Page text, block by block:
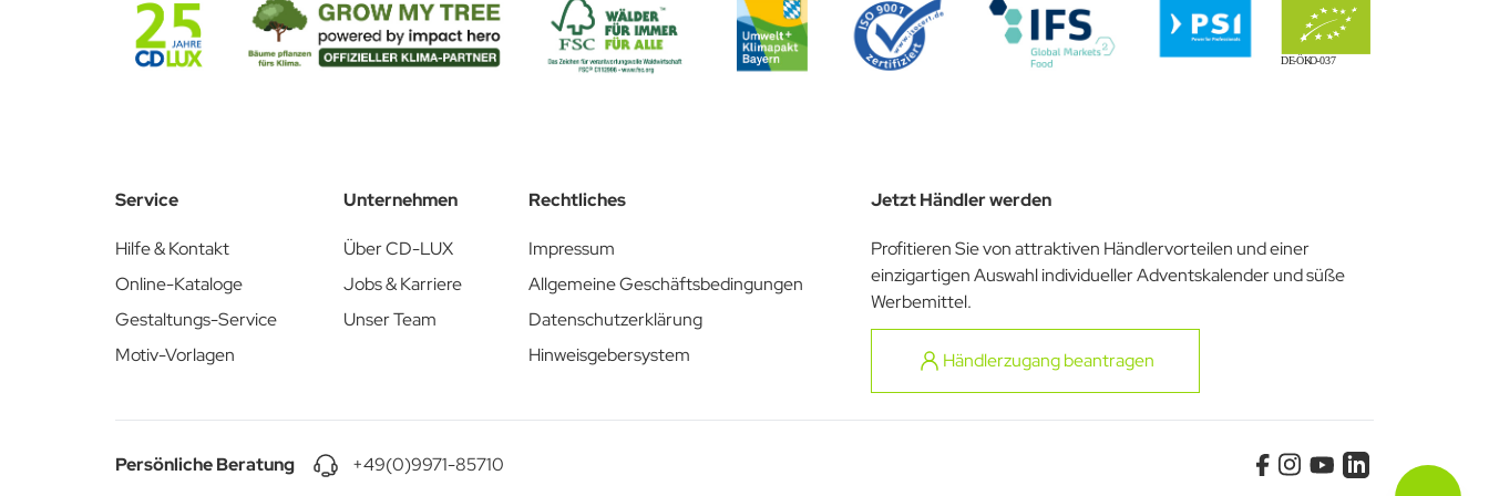
Stanzkontur PDF & AI
Service
Hilfe & Kontakt
Online-Kataloge
Gestaltungs-Service
Motiv-Vorlagen
Unternehmen
Über CD-LUX
Jobs & Karriere
Unser Team
Rechtliches
Impressum
Allgemeine Geschäftsbedingungen
Datenschutzerklärung
Hinweisgebersystem
Jetzt Händler werden
Profitieren Sie von attraktiven Händlervorteilen und einer
einzigartigen Auswahl individueller Adventskalender und süße
Werbemittel.
Händlerzugang beantragen
Persönliche Beratung +49(0)9971-85710